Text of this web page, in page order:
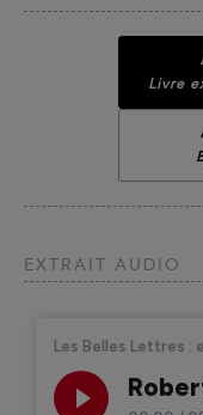
Livre
EXTRAIT AUDIO